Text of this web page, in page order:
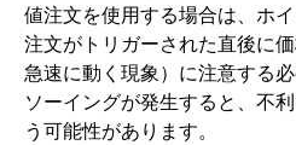
値注文を使用する場合は、ホ
注文がトリガーされた直後に
急速に動く現象）に注意する
ソーイングが発生すると、不
う可能性があります。